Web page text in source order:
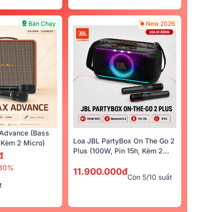
Bán Chạy
(Bass
2 Micro)
New 2026
Loa JBL PartyBox On The Go 2
Plus (100W, Pin 15h, Kèm 2
11.900.000đ
Còn 5/10 suất